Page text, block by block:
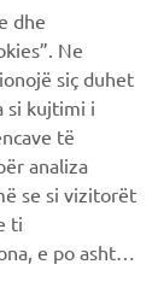
8501, Japan
dhe
Ne
siç duhet
si kujtimi i
të
analiza
se si vizitorët
ti
e po ashtu ti